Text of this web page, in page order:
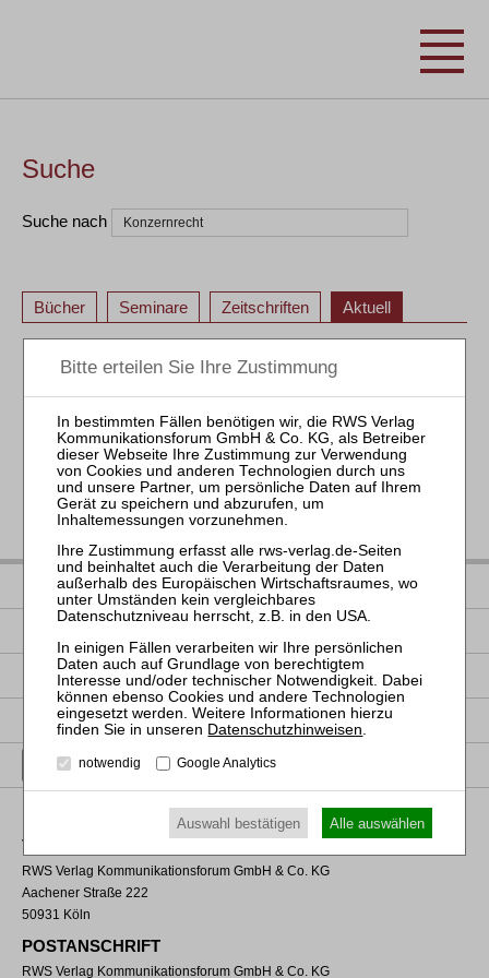
Suche
Suche nach
Bücher Seminare Zeitschriften Aktuell
2
IMPRESSUM
NUTZUNGSBESTIMMUNGEN/AGB
PRODUKTSICHERHEIT (GPSR)
VERTRAG WIDERRUFEN
VERLAGSADRESSE
RWS Verlag Kommunikationsforum GmbH & Co. KG
Aachener Straße 222
50931 Köln
POSTANSCHRIFT
RWS Verlag Kommunikationsforum GmbH & Co. KG
Datenschutzhinweisen
notwendig Google Analytics
Auswahl bestätigen Alle auswählen